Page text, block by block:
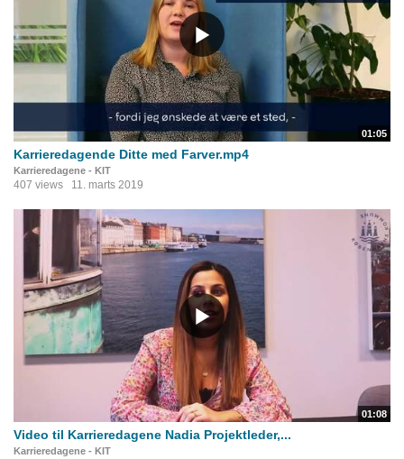
01:05
Karrieredagende Ditte med Farver.mp4
Karrieredagene - KIT
407 views 11. marts 2019
01:08
Video til Karrieredagene Nadia Projektleder,...
Karrieredagene - KIT